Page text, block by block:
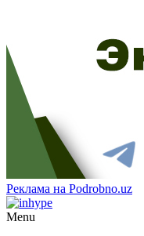
Реклама на Podrobno.uz
Menu